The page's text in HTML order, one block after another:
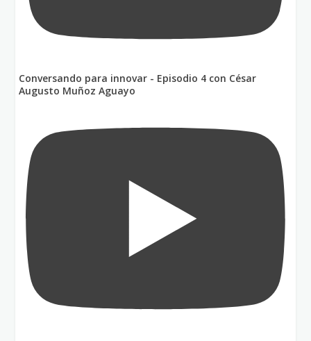
Conversando para innovar - Episodio 4 con César
Augusto Muñoz Aguayo